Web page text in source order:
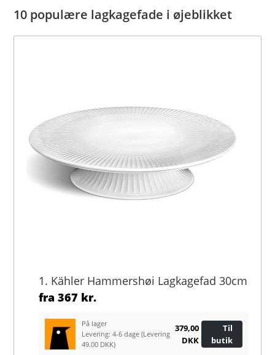
10 populære lagkagefade i øjeblikket
1. Kähler Hammershøi Lagkagefad 30cm
fra367 kr.
På lager
Levering: 4-6 dage(Levering
49.00 DKK)
379,00
DKK
Til
butik